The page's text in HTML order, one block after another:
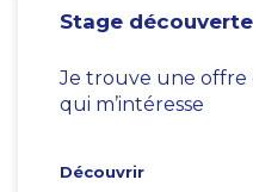
Stage
Je trouve une offre
qui m’intéresse
Découvrir